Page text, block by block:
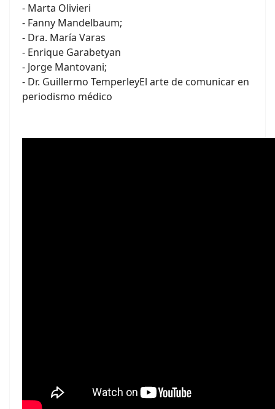
- Marta Olivieri
- Fanny Mandelbaum;
- Dra. María Varas
- Enrique Garabetyan
- Jorge Mantovani;
- Dr. Guillermo TemperleyEl arte de comunicar en
periodismo médico